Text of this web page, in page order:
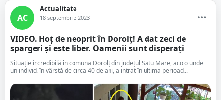
AC
Actualitate
18 septembrie 2023
VIDEO. Hoț de neoprit în Dorolț! A dat zeci de
spargeri și este liber. Oamenii sunt disperați
Situație incredibilă în comuna Dorolț din județul Satu Mare, acolo unde
un individ, în vârstă de circa 40 de ani, a intrat în ultima perioad...